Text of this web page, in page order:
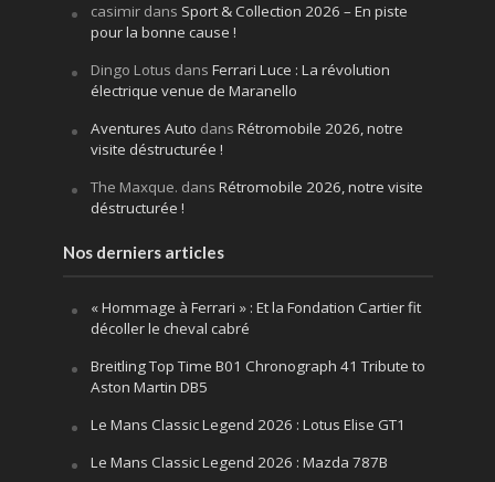
casimirdans Sport & Collection 2026 – En piste
pour la bonne cause !
Dingo Lotus dans Ferrari Luce : La révolution
électrique venue de Maranello
Aventures Auto dans Rétromobile 2026, notre
visite déstructurée !
The Maxque. dans Rétromobile 2026, notre visite
déstructurée !
Nos derniers articles
« Hommage à Ferrari » : Et la Fondation Cartier fit
décoller le cheval cabré
Breitling Top Time B01 Chronograph 41 Tribute to
Aston Martin DB5
Le Mans Classic Legend 2026 : Lotus Elise GT1
Le Mans Classic Legend 2026 : Mazda 787B